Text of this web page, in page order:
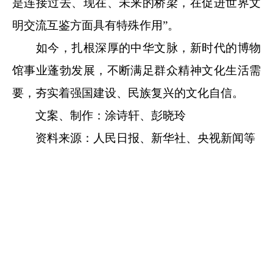
是连接过去、现在、未来的桥梁，在促进世界文
明交流互鉴方面具有特殊作用”。
如今，扎根深厚的中华文脉，新时代的博物
馆事业蓬勃发展，不断满足群众精神文化生活需
要，夯实着强国建设、民族复兴的文化自信。
文案、制作：涂诗轩、彭晓玲
资料来源：人民日报、新华社、央视新闻等